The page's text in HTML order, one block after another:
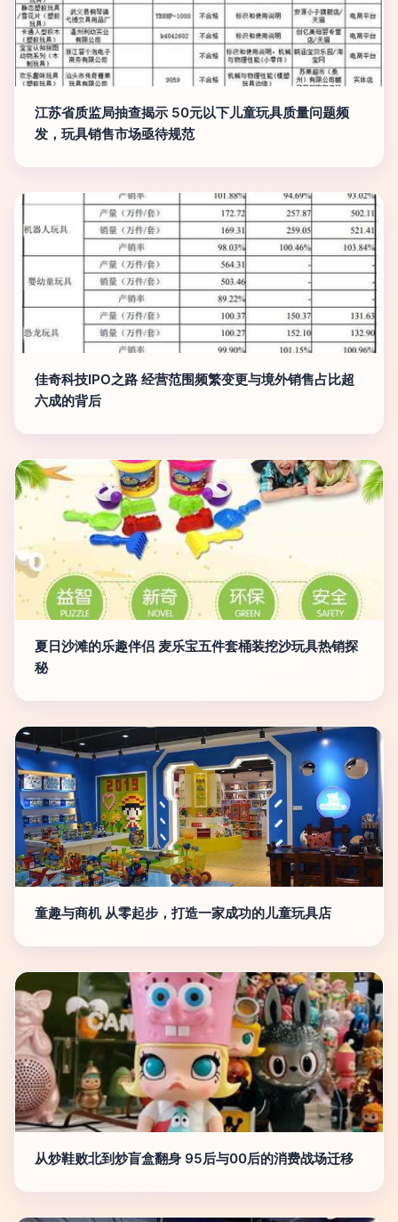
江苏省质监局抽查揭示 50元以下儿童玩具质量问题频
发，玩具销售市场亟待规范
佳奇科技IPO之路 经营范围频繁变更与境外销售占比超
六成的背后
夏日沙滩的乐趣伴侣 麦乐宝五件套桶装挖沙玩具热销探
秘
童趣与商机 从零起步，打造一家成功的儿童玩具店
从炒鞋败北到炒盲盒翻身 95后与00后的消费战场迁移